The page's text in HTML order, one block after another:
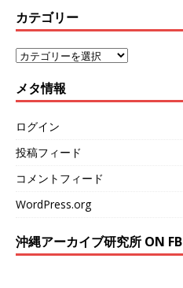
カテゴリー
メタ情報
ログイン
投稿フィード
コメントフィード
WordPress.org
沖縄アーカイブ研究所 ON FB